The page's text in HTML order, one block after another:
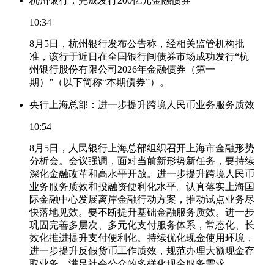
10:34
8月5日，杭州银行发布公告称，经相关监管机构批
准，该行于近日在全国银行间债券市场成功发行“杭
州银行股份有限公司2026年金融债券（第一
期）”（以下简称“本期债券”）。
央行上海总部：进一步提升跨境人民币业务服务质效
10:54
8月5日，人民银行上海总部组织召开上海市金融形势
分析会。会议强调，面对当前新形势新任务，要持续
深化金融改革和高水平开放。进一步提升跨境人民币
业务服务质效和投融资便利化水平。认真落实上海国
际金融中心发展离岸金融行动方案，推动试点业务尽
快落地见效。要不断提升基础金融服务质效。进一步
巩固完善多层次、多元化支付服务体系，常态化、长
效化推进提升支付便利化。持续优化现金使用环境，
进一步提升反假货币工作质效，规范办理大额现金存